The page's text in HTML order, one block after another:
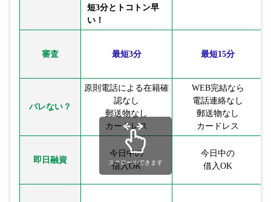
短3分とトコトン早
い！
審査 最短3分 最短15分
バレない？
原則電話による在籍確
認なし
郵送物なし
カードレス
WEB完結なら
電話連絡なし
郵送物なし
カードレス
即日融資
今日中の
借入OK
今日中の
借入OK
スクロールできます